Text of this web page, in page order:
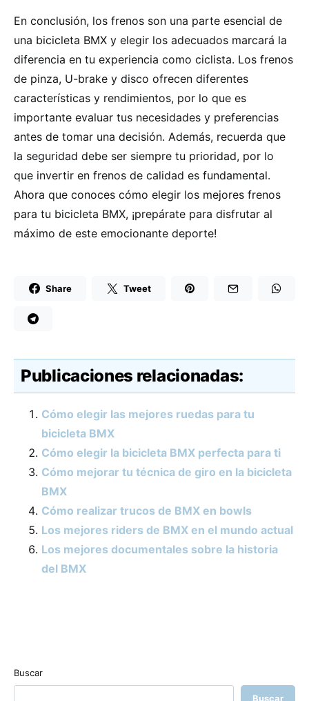
En conclusión, los frenos son una parte esencial de
una bicicleta BMX y elegir los adecuados marcará la
diferencia en tu experiencia como ciclista. Los frenos
de pinza, U-brake y disco ofrecen diferentes
características y rendimientos, por lo que es
importante evaluar tus necesidades y preferencias
antes de tomar una decisión. Además, recuerda que
la seguridad debe ser siempre tu prioridad, por lo
que invertir en frenos de calidad es fundamental.
Ahora que conoces cómo elegir los mejores frenos
para tu bicicleta BMX, ¡prepárate para disfrutar al
máximo de este emocionante deporte!
Share Tweet
Publicaciones relacionadas:
Cómo elegir las mejores ruedas para tu
bicicleta BMX
Cómo elegir la bicicleta BMX perfecta para ti
Cómo mejorar tu técnica de giro en la bicicleta
BMX
Cómo realizar trucos de BMX en bowls
Los mejores riders de BMX en el mundo actual
Los mejores documentales sobre la historia
del BMX
Buscar
Buscar